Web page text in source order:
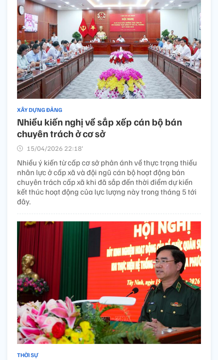
XÂY DỰNG ĐẢNG
Nhiều kiến nghị về sắp xếp cán bộ bán
chuyên trách ở cơ sở
15/04/2026 22:18’
Nhiều ý kiến từ cấp cơ sở phản ánh về thực trạng thiếu
nhân lực ở cấp xã và đội ngũ cán bộ hoạt động bán
chuyên trách cấp xã khi đã sắp đến thời điểm dự kiến
kết thúc hoạt động của lực lượng này trong tháng 5 tới
đây.
THỜI SỰ